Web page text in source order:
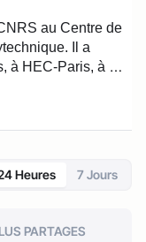
au Centre de
Il a
à HEC-Paris, à
Inde). Joël Ruet
du Think20
et l’économie
Heures 7 Jours
PARTAGES